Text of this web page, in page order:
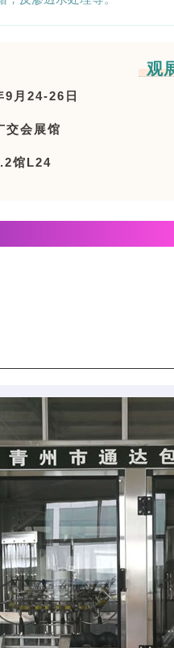
观
月24-26日
会展馆
馆L24